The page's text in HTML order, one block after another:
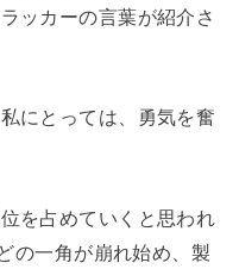
ッカーの言葉が紹介さ
にとっては、勇気を奮
を占めていくと思われ
の一角が崩れ始め、製